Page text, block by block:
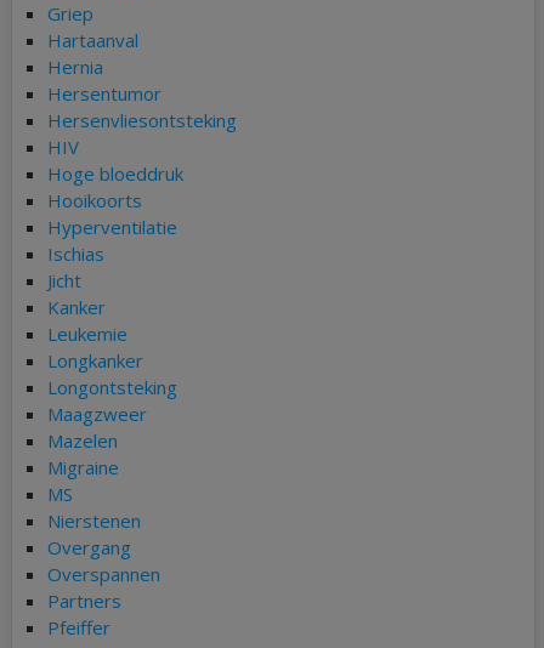
Griep
Hartaanval
Hernia
Hersentumor
Hersenvliesontsteking
HIV
Hoge bloeddruk
Hooikoorts
Hyperventilatie
Ischias
Jicht
Kanker
Leukemie
Longkanker
Longontsteking
Maagzweer
Mazelen
Migraine
MS
Nierstenen
Overgang
Overspannen
Partners
Pfeiffer